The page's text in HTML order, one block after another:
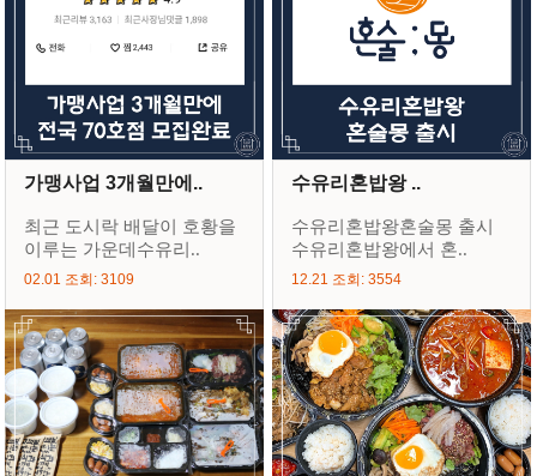
가맹사업 3개월만에..
최근 도시락 배달이 호황을
이루는 가운데수유리..
02.01 조회: 3109
수유리혼밥왕 ..
수유리혼밥왕혼술몽 출시
수유리혼밥왕에서 혼..
12.21 조회: 3554